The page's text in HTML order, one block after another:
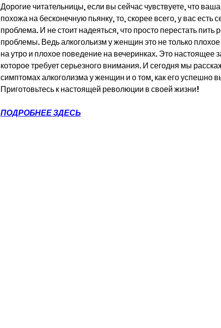
Дорогие читательницы, если вы сейчас чувствуете, что
похожа на бесконечную пьянку, то, скорее всего, у вас есть
проблема. И не стоит надеяться, что просто перестать
проблемы. Ведь алкогольизм у женщин это не только
на утро и плохое поведение на вечеринках. Это настоящее
которое требует серьезного внимания. И сегодня мы
симптомах алкоголизма у женщин и о том, как его успешно
Приготовьтесь к настоящей революции в своей жизни!
ПОДРОБНЕЕ ЗДЕСЬ